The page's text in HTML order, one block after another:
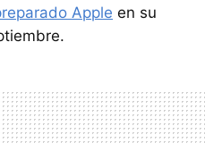
Apple en su